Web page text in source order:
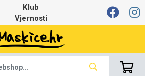
Klub
Vjernosti